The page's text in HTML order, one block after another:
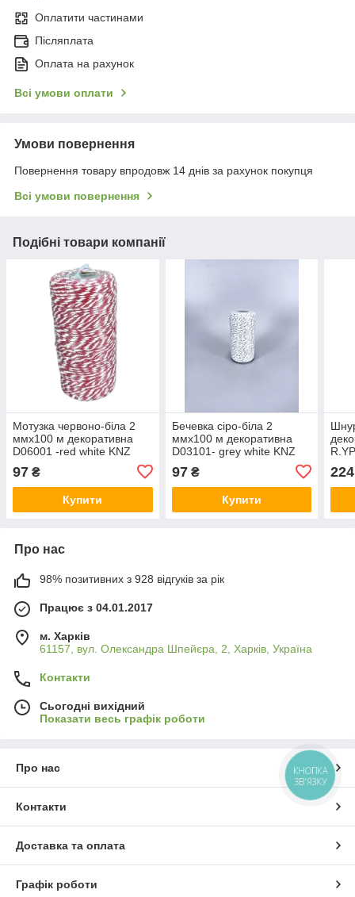
Оплатити частинами
Післяплата
Оплата на рахунок
Всі умови оплати
Умови повернення
Повернення товару впродовж 14 днів за рахунок покупця
Всі умови повернення
Подібні товари компанії
Мотузка червоно-біла 2
ммх100 м декоративна
D06001 -red white KNZ
97 ₴
Купити
Бечевка сіро-біла 2
ммх100 м декоративна
D03101- grey white KNZ
97₴
Купити
224
Про нас
98% позитивних з 928 відгуків за рік
Працює з 04.01.2017
м. Харків
61157, вул. Олександра Шпейєра, 2, Харків, Україна
Контакти
Сьогодні вихідний
Показати весь графік роботи
Про нас
Контакти
Доставка та оплата
Графік роботи
КНОПКА
ЗВ'ЯЗКУ